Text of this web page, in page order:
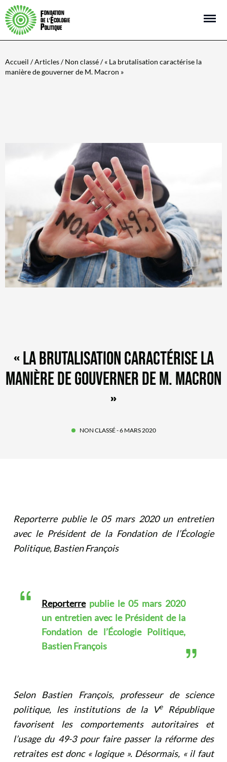
Open
Accueil /Articles/Non classé/ « La brutalisation caractérise la
manière de gouverner de M. Macron »
« LA BRUTALISATION CARACTÉRISE LA
MANIÈRE DE GOUVERNER DE M. MACRON
»
NON CLASSÉ- 6 MARS 2020
Reporterrepublie le 05 mars 2020 un entretien
avec le Président de la Fondation de l’Écologie
Politique, Bastien François
Reporterrepublie le 05 mars 2020
un entretien avec le Président de la
Fondation de l’Écologie Politique,
Bastien François
Selon Bastien François, professeur de science
politique, les institutions de la VeRépublique
favorisent les comportements autoritaires et
l’usage du 49-3 pour faire passer la réforme des
retraites est donc « logique ». Désormais, « il faut